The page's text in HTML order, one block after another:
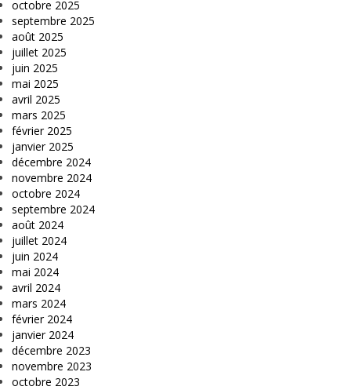
octobre 2025
septembre 2025
août 2025
juillet 2025
juin 2025
mai 2025
avril 2025
mars 2025
février 2025
janvier 2025
décembre 2024
novembre 2024
octobre 2024
septembre 2024
août 2024
juillet 2024
juin 2024
mai 2024
avril 2024
mars 2024
février 2024
janvier 2024
décembre 2023
novembre 2023
octobre 2023